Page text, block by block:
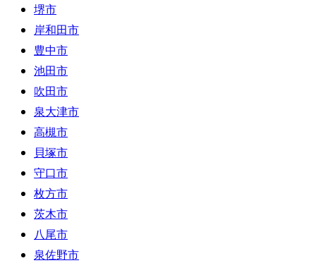
堺市
岸和田市
豊中市
池田市
吹田市
泉大津市
高槻市
貝塚市
守口市
枚方市
茨木市
八尾市
泉佐野市